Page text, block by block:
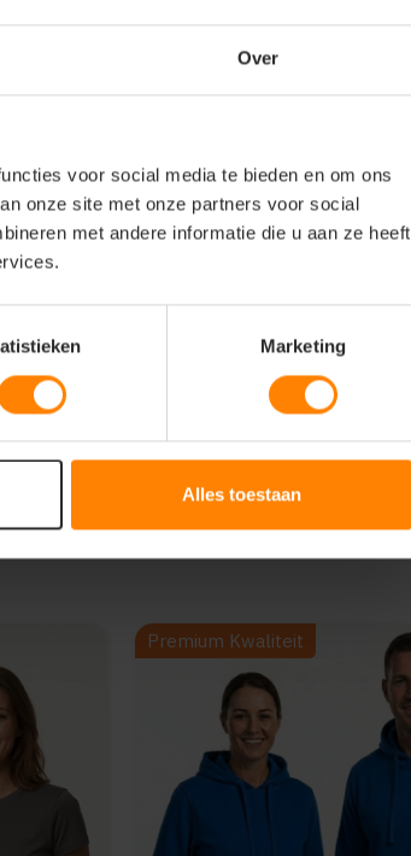
Over
voor social media te bieden en om ons
onze site met onze partners voor social
met andere informatie die u aan ze heeft
Marketing
Alles toestaan
Premium Kwaliteit